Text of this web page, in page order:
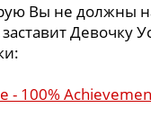
Вы не должны
Девочку